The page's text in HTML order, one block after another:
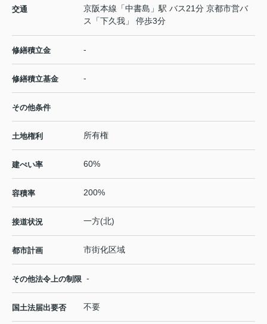
交通 京阪本線 「中書島 」駅 バス21分 京都市営バ
ス「下久我」 停歩3分
修繕積立金 -
修繕積立基金 -
その他条件
土地権利 所有権
建ぺい率 60%
容積率 200%
接道状況 一方(北)
都市計画 市街化区域
その他法令上の制限 -
国土法届出要否 不要